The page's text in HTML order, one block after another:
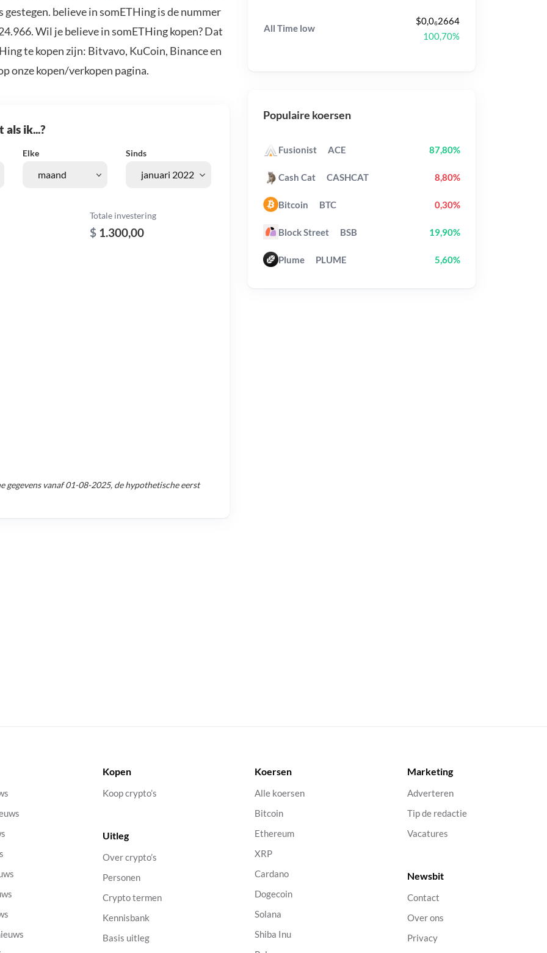
gestegen. believe in somETHing is de nummer
Wil je believe in somETHing kopen? Dat
te kopen zijn: Bitvavo, KuCoin, Binance en
onze kopen/verkopen pagina.
als ik...?
Elke Sinds
Totale investering
$ 1.300,00
gegevens vanaf01-08-2025, de hypothetische eerst
All Time low
$0,0₆2664
100,70%
Populaire koersen
Fusionist ACE 87,80%
Cash Cat CASHCAT 8,80%
Bitcoin BTC 0,30%
Block Street BSB 19,90%
Plume PLUME 5,60%
Kopen
Koop crypto’s
Uitleg
Over crypto’s
Personen
Crypto termen
Kennisbank
Basis uitleg
Koersen
Alle koersen
Bitcoin
Ethereum
XRP
Cardano
Dogecoin
Solana
Shiba Inu
Marketing
Adverteren
Tip de redactie
Vacatures
Newsbit
Contact
Over ons
Privacy